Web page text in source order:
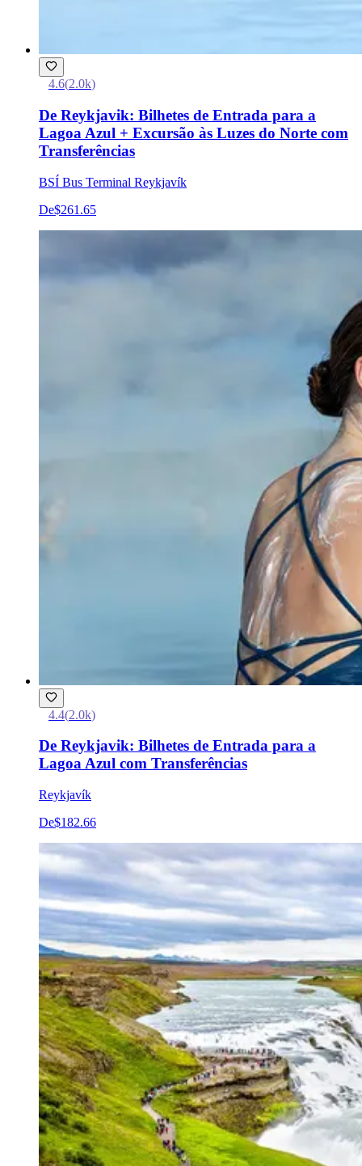
4.6(2.0k)
De Reykjavik: Bilhetes de Entrada para a
Lagoa Azul + Excursão às Luzes do Norte com
Transferências
BSÍ Bus Terminal Reykjavík
De$261.65
4.4(2.0k)
De Reykjavik: Bilhetes de Entrada para a
Lagoa Azul com Transferências
Reykjavík
De$182.66